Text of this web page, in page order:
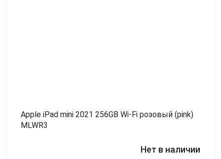
Apple iPad mini 2021 256GB Wi-Fi розовый (pink)
MLWR3
Нет в наличии